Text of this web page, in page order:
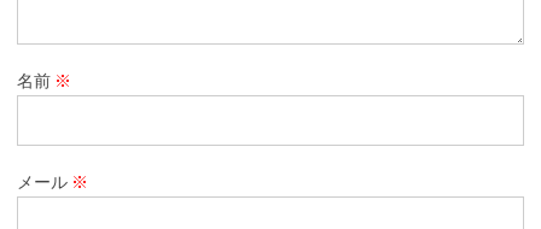
名前 ※
メール ※